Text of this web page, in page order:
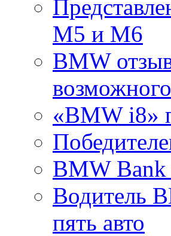
M5 и M6
BMW
«BMW i8»
BMW Bank
Водитель
пять авто